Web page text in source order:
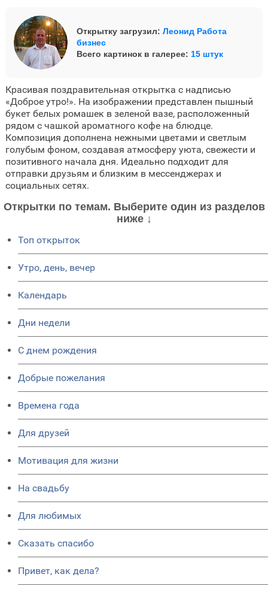
Открытку загрузил: Леонид Работа
бизнес
Всего картинок в галерее: 15 штук
Красивая поздравительная открытка с надписью
«Доброе утро!». На изображении представлен пышный
букет белых ромашек в зеленой вазе, расположенный
рядом с чашкой ароматного кофе на блюдце.
Композиция дополнена нежными цветами и светлым
голубым фоном, создавая атмосферу уюта, свежести и
позитивного начала дня. Идеально подходит для
отправки друзьям и близким в мессенджерах и
социальных сетях.
Открытки по темам. Выберите один из разделов
ниже ↓
Топ открыток
Утро, день, вечер
Календарь
Дни недели
C днем рождения
Добрые пожелания
Времена года
Для друзей
Мотивация для жизни
На свадьбу
Для любимых
Сказать спасибо
Привет, как дела?